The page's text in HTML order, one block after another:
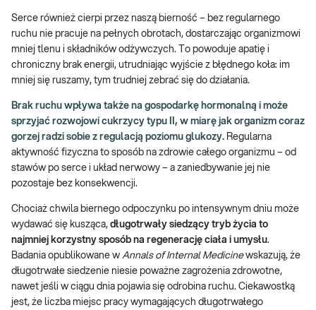
Serce również cierpi przez naszą bierność – bez regularnego
ruchu nie pracuje na pełnych obrotach, dostarczając organizmowi
mniej tlenu i składników odżywczych. To powoduje apatię i
chroniczny brak energii, utrudniając wyjście z błędnego koła: im
mniej się ruszamy, tym trudniej zebrać się do działania.
Brak ruchu wpływa także na gospodarkę hormonalną i może
sprzyjać rozwojowi cukrzycy typu II, w miarę jak organizm coraz
gorzej radzi sobie z regulacją poziomu glukozy. Regularna
aktywność fizyczna to sposób na zdrowie całego organizmu – od
stawów po serce i układ nerwowy – a zaniedbywanie jej nie
pozostaje bez konsekwencji.
Chociaż chwila biernego odpoczynku po intensywnym dniu może
wydawać się kusząca, długotrwały siedzący tryb życia to
najmniej korzystny sposób na regenerację ciała i umysłu.
Badania opublikowane w Annals of Internal Medicinewskazują, że
długotrwałe siedzenie niesie poważne zagrożenia zdrowotne,
nawet jeśli w ciągu dnia pojawia się odrobina ruchu. Ciekawostką
jest, że liczba miejsc pracy wymagających długotrwałego